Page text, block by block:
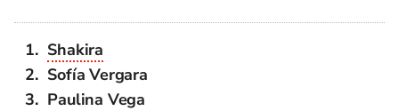
Shakira
Sofía Vergara
Paulina Vega